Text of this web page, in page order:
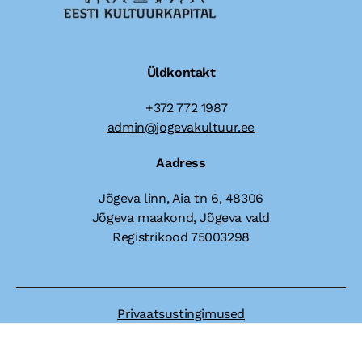
Üldkontakt
+372 772 1987
admin@jogevakultuur.ee
Aadress
Jõgeva linn, Aia tn 6, 48306
Jõgeva maakond, Jõgeva vald
Registrikood 75003298
Privaatsustingimused